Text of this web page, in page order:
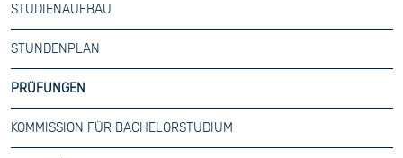
STUDIENAUFBAU
STUNDENPLAN
PRÜFUNGEN
KOMMISSION FÜR BACHELORSTUDIUM